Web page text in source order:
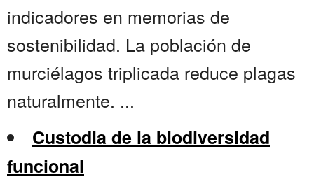
indicadores en memorias de
sostenibilidad. La población de
murciélagos triplicada reduce plagas
naturalmente. ...
Custodia de la biodiversidad
funcional